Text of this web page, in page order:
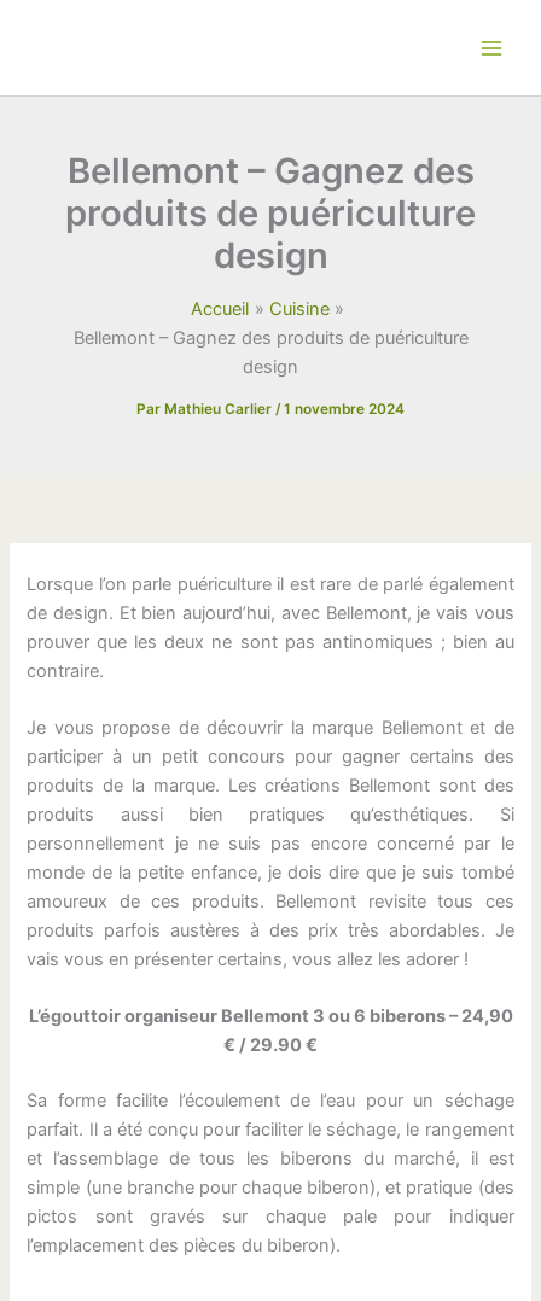
Bellemont – Gagnez des
produits de puériculture
design
Accueil
Cuisine
Bellemont – Gagnez des produits de puériculture
design
Par Mathieu Carlier /1 novembre 2024
Lorsque l’on parle puériculture il est rare de parlé également
de design. Et bien aujourd’hui, avec Bellemont, je vais vous
prouver que les deux ne sont pas antinomiques ; bien au
contraire.
Je vous propose de découvrir la marque Bellemont et de
participer à un petit concours pour gagner certains des
produits de la marque. Les créations Bellemont sont des
produits aussi bien pratiques qu’esthétiques. Si
personnellement je ne suis pas encore concerné par le
monde de la petite enfance, je dois dire que je suis tombé
amoureux de ces produits. Bellemont revisite tous ces
produits parfois austères à des prix très abordables. Je
vais vous en présenter certains, vous allez les adorer !
L’égouttoir organiseur Bellemont 3 ou 6 biberons – 24,90
€ / 29.90 €
Sa forme facilite l’écoulement de l’eau pour un séchage
parfait. Il a été conçu pour faciliter le séchage, le rangement
et l’assemblage de tous les biberons du marché, il est
simple (une branche pour chaque biberon), et pratique (des
pictos sont gravés sur chaque pale pour indiquer
l’emplacement des pièces du biberon).